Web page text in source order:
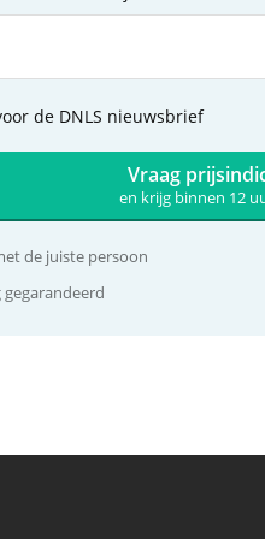
de DNLS nieuwsbrief
Vraag
en krijg binnen 12
de juiste persoon